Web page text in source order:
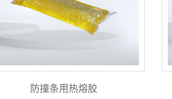
防撞条用热熔胶